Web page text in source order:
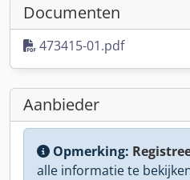
Documenten
473415-01.pdf
Aanbieder
Opmerking:
alle informatie te